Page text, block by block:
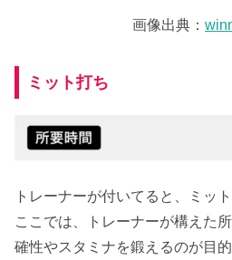
画像出典：
ミット打ち
トレーナーが付いてると、ミッ
ここでは、トレーナーが構えた
確性やスタミナを鍛えるのが目的